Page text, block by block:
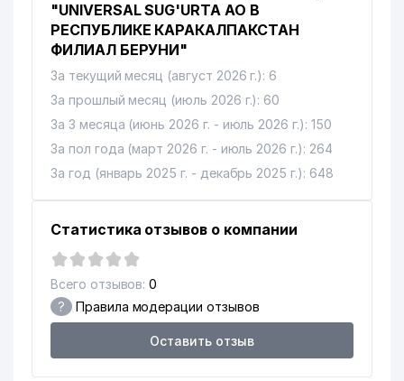
"UNIVERSAL SUG'URTA АО В
РЕСПУБЛИКЕ КАРАКАЛПАКСТАН
ФИЛИАЛ БЕРУНИ"
За текущий месяц (август 2026 г.): 6
За прошлый месяц (июль 2026 г.): 60
За 3 месяца (июнь 2026 г. - июль 2026 г.): 150
За пол года (март 2026 г. - июль 2026 г.): 264
За год (январь 2025 г. - декабрь 2025 г.): 648
Статистика отзывов о компании
Всего отзывов: 0
? Правила модерации отзывов
Оставить отзыв